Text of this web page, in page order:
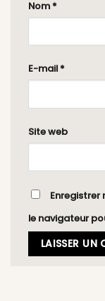
Nom *
E-mail *
Site web
Enregistrer
le navigateur